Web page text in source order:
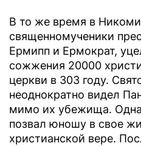
В то же время в
священномученики
Ермипп и Ермократ,
сожжения 20000
церкви в 303 году.
неоднократно видел
мимо их убежища.
позвал юношу в свое
христианской вере.